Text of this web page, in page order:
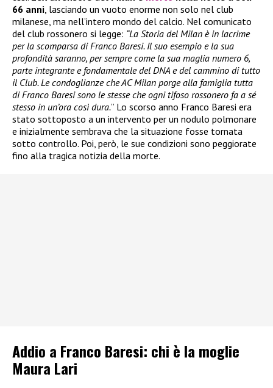
66 anni, lasciando un vuoto enorme non solo nel club
milanese, ma nell’intero mondo del calcio. Nel comunicato
del club rossonero si legge: “La Storia del Milan è in lacrime
per la scomparsa di Franco Baresi. Il suo esempio e la sua
profondità saranno, per sempre come la sua maglia numero 6,
parte integrante e fondamentale del DNA e del cammino di tutto
il Club. Le condoglianze che AC Milan porge alla famiglia tutta
di Franco Baresi sono le stesse che ogni tifoso rossonero fa a sé
stesso in un’ora così dura.” Lo scorso anno Franco Baresi era
stato sottoposto a un intervento per un nodulo polmonare
e inizialmente sembrava che la situazione fosse tornata
sotto controllo. Poi, però, le sue condizioni sono peggiorate
fino alla tragica notizia della morte.
Addio a Franco Baresi: chi è la moglie
Maura Lari